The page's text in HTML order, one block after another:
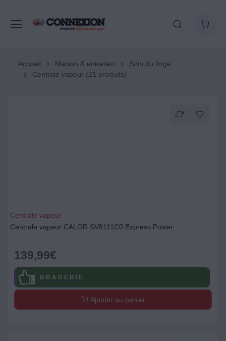
Accueil Maison & entretien
Soin du linge
Centrale vapeur (21 produits)
Centrale vapeur
Centrale vapeur CALOR SV8111C0 Express Power
139,99€
B R A D E R I E
Ajouter au panier